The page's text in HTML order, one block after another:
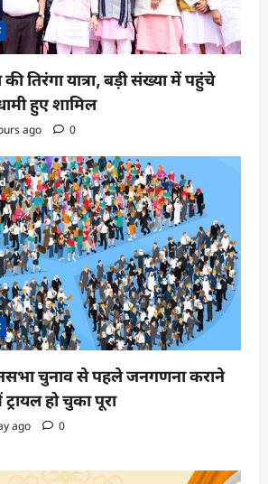
तिरंगा यात्रा, बड़ी संख्या में पहुंचे
हुए शामिल
ago 0
चुनाव से पहले जनगणना कराने
हो चुका पूरा
ago 0